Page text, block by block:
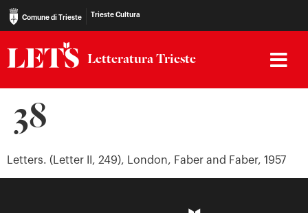
Comune di Trieste Trieste Cultura
Letteratura Trieste
38
Letters. (Letter II, 249), London, Faber and Faber, 1957